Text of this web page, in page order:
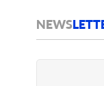
NEWS